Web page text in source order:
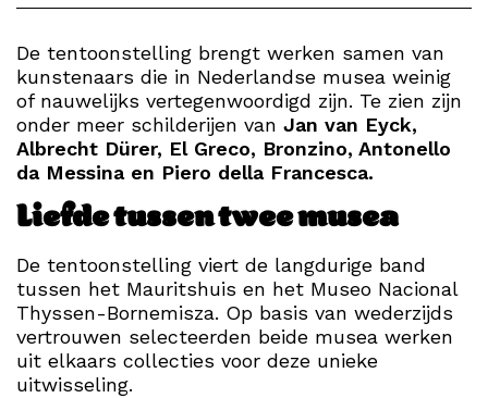
De tentoonstelling brengt werken samen van
kunstenaars die in Nederlandse musea weinig
of nauwelijks vertegenwoordigd zijn. Te zien zijn
onder meer schilderijen van Jan van Eyck,
Albrecht Dürer, El Greco, Bronzino, Antonello
da Messina en Piero della Francesca.
Liefde tussen twee musea
De tentoonstelling viert de langdurige band
tussen het Mauritshuis en het Museo Nacional
Thyssen-Bornemisza. Op basis van wederzijds
vertrouwen selecteerden beide musea werken
uit elkaars collecties voor deze unieke
uitwisseling.